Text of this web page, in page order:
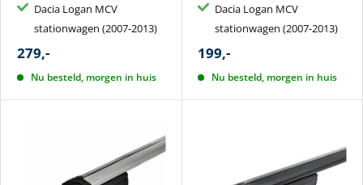
Dacia Logan MCV
stationwagen (2007-2013)
279,-
Nu besteld, morgen in huis
Dacia Logan MCV
stationwagen (2007-2013)
199,-
Nu besteld, morgen in huis